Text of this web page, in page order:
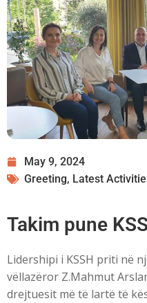
May 9, 2024
Greeting, Latest
Takim pune
Lidershipi i KSSH priti në
vëllazëror Z.Mahmut
drejtuesit më të lartë të